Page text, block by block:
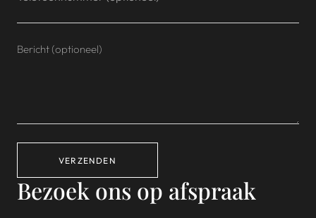
VERZENDEN
Bezoek ons op afspraak